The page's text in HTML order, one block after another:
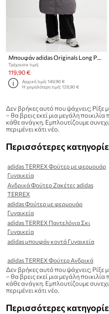
Μπουφάν adidas Originals Long Puffer
Τρέχουσα τιμή:
119,90 €
Αρχική τιμή:149,90 €
Η χαμηλότερη τιμή:129,90 €
Δεν βρήκες αυτό που ψάχνεις; Ρίξε
– θα βρεις εκεί μια μεγάλη
κάθε ανάγκη. Εμπλουτίζουμε
περιμένει κάτι νέο.
Περισσότερες
adidas TERREX Φούτερ με φερμουάρ
Γυναικεία
Ανδρικά Φούτερ Ζακέτες adidas
TERREX
adidas Φούτερ με φερμουάρ
Γυναικεία
adidas TERREX Παντελόνια Σκι
Γυναικεία
adidas μπουφάν κοντά Γυναικεία
adidas TERREX Φούτερ Ανδρικά
Δεν βρήκες αυτό που ψάχνεις; Ρίξε
– θα βρεις εκεί μια μεγάλη
κάθε ανάγκη. Εμπλουτίζουμε
περιμένει κάτι νέο.
Περισσότερες